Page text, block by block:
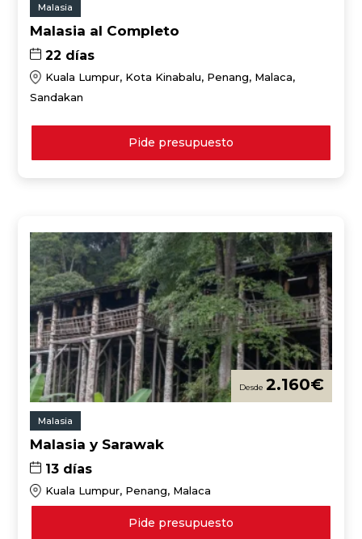
Malasia
Malasia al Completo
22 días
Kuala Lumpur, Kota Kinabalu, Penang, Malaca,
Sandakan
Pide presupuesto
2.160€
Malasia
Malasia y Sarawak
13 días
Kuala Lumpur, Penang, Malaca
Pide presupuesto